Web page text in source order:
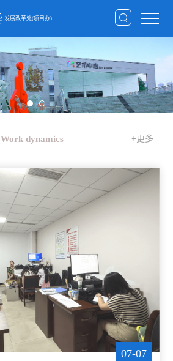
发展改革处(项目办)
Work dynamics +更多
07-07